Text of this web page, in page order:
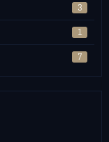
3
1
7